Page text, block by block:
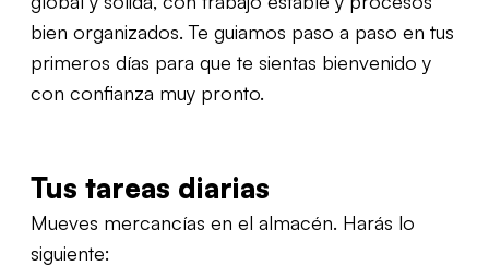
bien organizados. Te guiamos paso a paso en tus
primeros días para que te sientas bienvenido y
con confianza muy pronto.
Tus tareas diarias
Mueves mercancías en el almacén. Harás lo
siguiente: